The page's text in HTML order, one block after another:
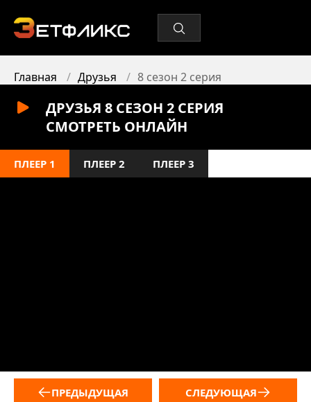
Главная Друзья 8 сезон 2 серия
ДРУЗЬЯ 8 СЕЗОН 2 СЕРИЯ
СМОТРЕТЬ ОНЛАЙН
ПЛЕЕР 1 ПЛЕЕР 2 ПЛЕЕР 3
ПРЕДЫДУЩАЯ СЛЕДУЮЩАЯ